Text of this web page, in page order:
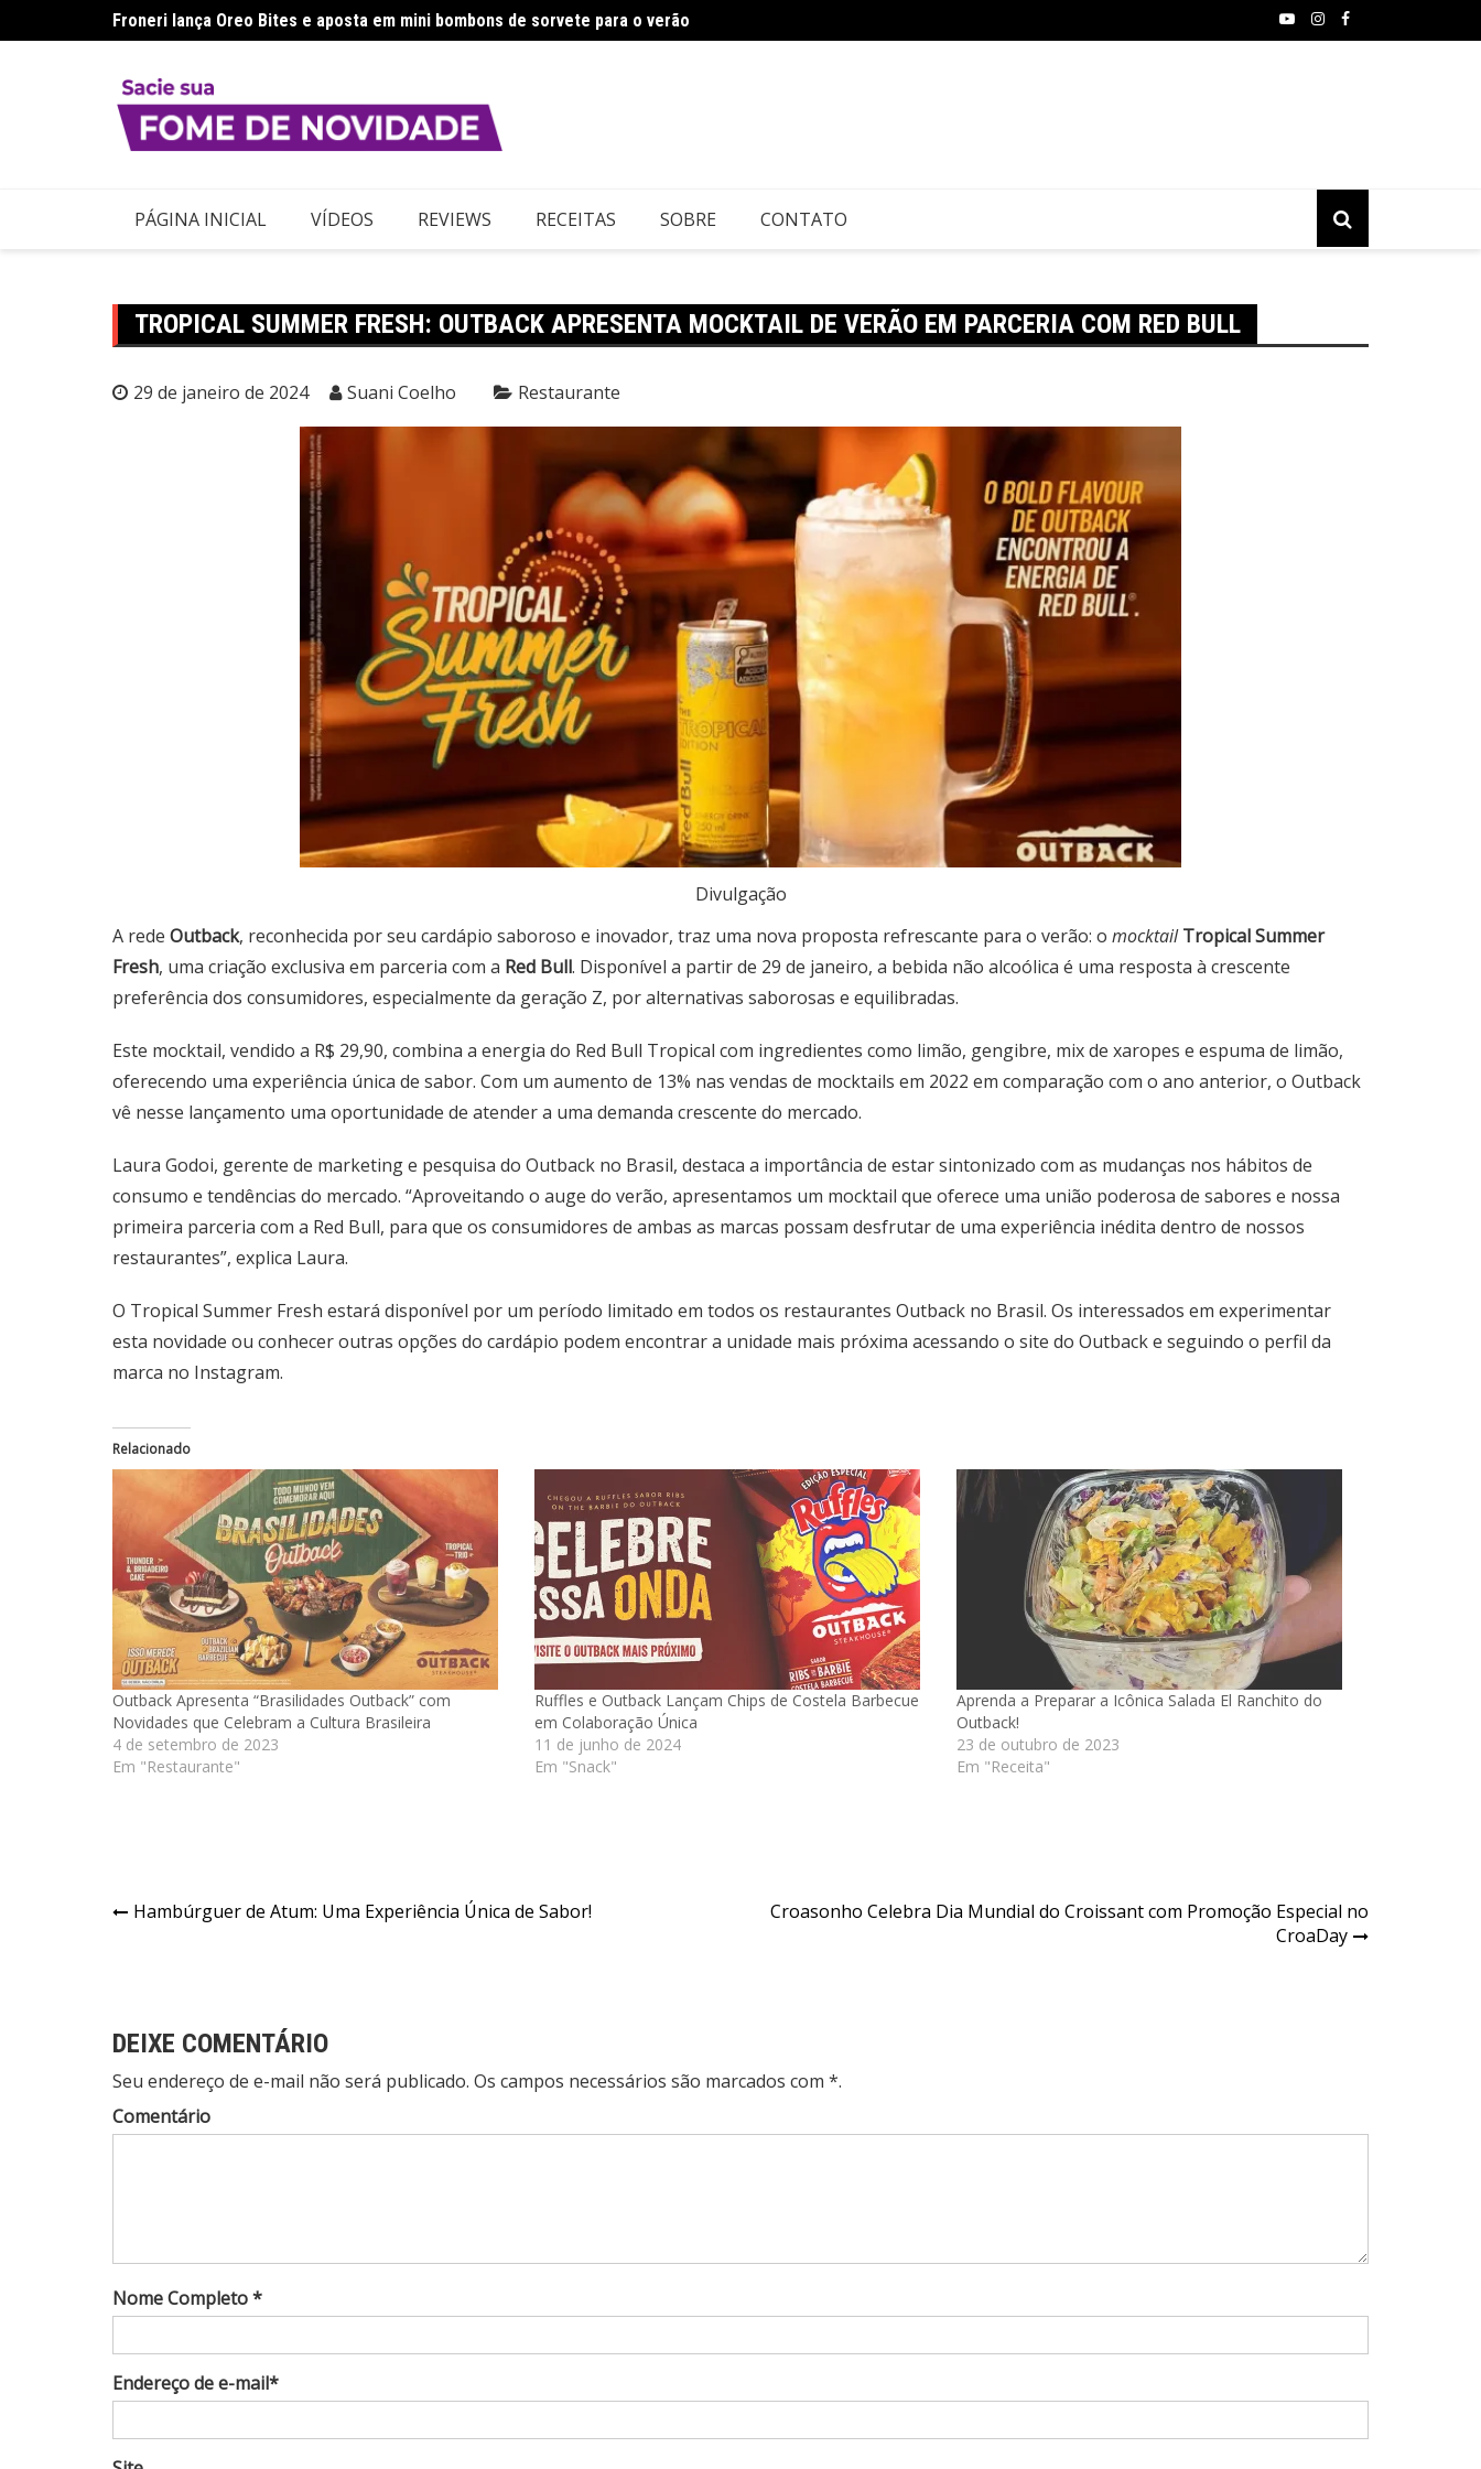
para
Froneri lança Oreo Bites e aposta em mini bombons de sorvete para o verão Ajinomoto do Brasil entra no mercado de congelados com gyoza
PÁGINA INICIAL VÍDEOS REVIEWS RECEITAS SOBRE CONTATO
TROPICAL SUMMER FRESH: OUTBACK APRESENTA MOCKTAIL DE VERÃO EM PARCERIA COM RED BULL
29 de janeiro de 2024 Suani Coelho Restaurante
Divulgação
A rede Outback, reconhecida por seu cardápio saboroso e inovador, traz uma nova proposta refrescante para o verão: o mocktail Tropical Summer
Fresh, uma criação exclusiva em parceria com a Red Bull. Disponível a partir de 29 de janeiro, a bebida não alcoólica é uma resposta à crescente
preferência dos consumidores, especialmente da geração Z, por alternativas saborosas e equilibradas.
Este mocktail, vendido a R$ 29,90, combina a energia do Red Bull Tropical com ingredientes como limão, gengibre, mix de xaropes e espuma de limão,
oferecendo uma experiência única de sabor. Com um aumento de 13% nas vendas de mocktails em 2022 em comparação com o ano anterior, o Outback
vê nesse lançamento uma oportunidade de atender a uma demanda crescente do mercado.
Laura Godoi, gerente de marketing e pesquisa do Outback no Brasil, destaca a importância de estar sintonizado com as mudanças nos hábitos de
consumo e tendências do mercado. “Aproveitando o auge do verão, apresentamos um mocktail que oferece uma união poderosa de sabores e nossa
primeira parceria com a Red Bull, para que os consumidores de ambas as marcas possam desfrutar de uma experiência inédita dentro de nossos
restaurantes”, explica Laura.
O Tropical Summer Fresh estará disponível por um período limitado em todos os restaurantes Outback no Brasil. Os interessados em experimentar
esta novidade ou conhecer outras opções do cardápio podem encontrar a unidade mais próxima acessando o site do Outback e seguindo o perfil da
marca no Instagram.
Relacionado
Outback Apresenta “Brasilidades Outback” com
Novidades que Celebram a Cultura Brasileira
4 de setembro de 2023
Em "Restaurante"
Ruffles e Outback Lançam Chips de Costela Barbecue
em Colaboração Única
11 de junho de 2024
Em "Snack"
Aprenda a Preparar a Icônica Salada El Ranchito do
Outback!
23 de outubro de 2023
Em "Receita"
Navegação
Hambúrguer de Atum: Uma Experiência Única de Sabor!
Croasonho Celebra Dia Mundial do Croissant com Promoção Especial no
CroaDay
DEIXE COMENTÁRIO
Seu endereço de e-mail não será publicado. Os campos necessários são marcados com *.
Comentário
Nome Completo *
Endereço de e-mail*